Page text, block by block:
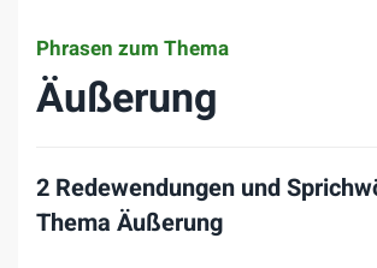
Phrasen zum Thema
Äußerung
2 Redewendungen und
Thema Äußerung